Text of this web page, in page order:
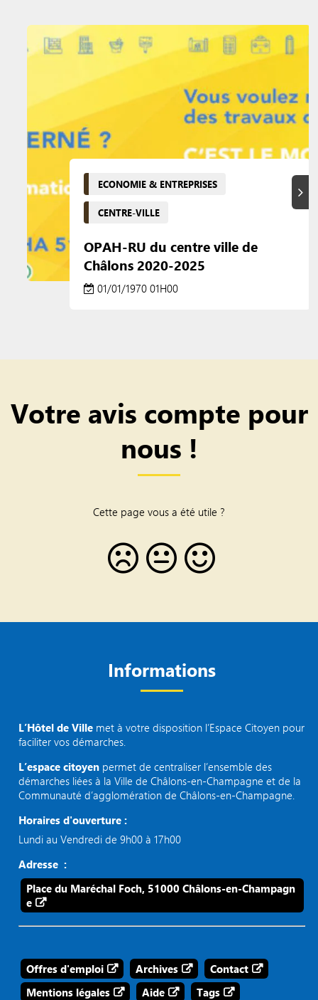
ECONOMIE & ENTREPRISES
CENTRE-VILLE
OPAH-RU du centre ville de
Châlons 2020-2025
01/01/1970 01H00
Votre avis compte pour
nous !
Cette page vous a été utile ?
Informations
L’Hôtel de Ville met à votre disposition l’Espace Citoyen pour
faciliter vos démarches.
L’espace citoyen permet de centraliser l’ensemble des
démarches liées à la Ville de Châlons-en-Champagne et de la
Communauté d’agglomération de Châlons-en-Champagne.
Horaires d'ouverture :
Lundi au Vendredi de 9h00 à 17h00
Adresse :
Place du Maréchal Foch, 51000 Châlons-en-Champagn
e
Offres d'emploi Archives
Contact
Mentions légales
Aide Tags